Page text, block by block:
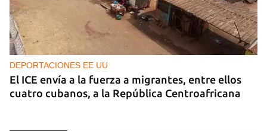
DEPORTACIONES EE UU
El ICE envía a la fuerza a migrantes, entre ellos
cuatro cubanos, a la República Centroafricana